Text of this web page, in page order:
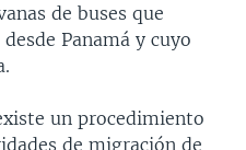
de buses que
Panamá y cuyo
un procedimiento
de migración de